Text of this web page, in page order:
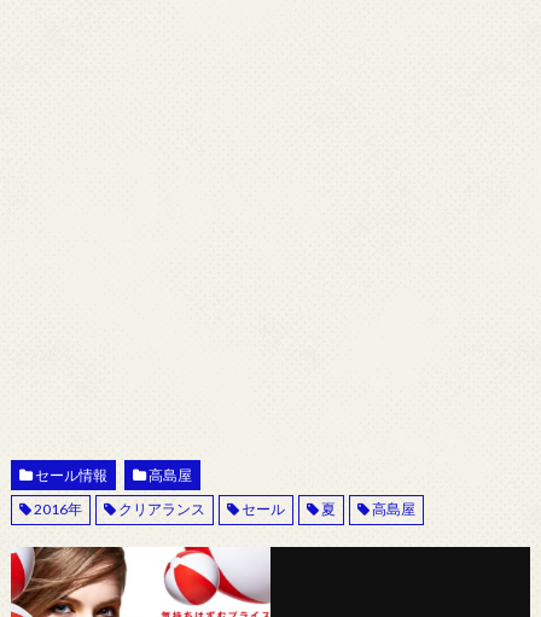
セール情報
高島屋
2016年
クリアランス セール 夏 高島屋